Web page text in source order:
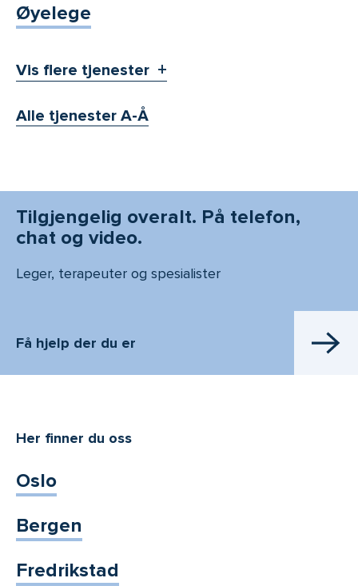
Øyelege
Vis flere tjenester
Alle tjenester A-Å
Tilgjengelig overalt. På telefon,
chat og video.
Leger, terapeuter og spesialister
Få hjelp der du er
Her finner du oss
Oslo
Bergen
Fredrikstad